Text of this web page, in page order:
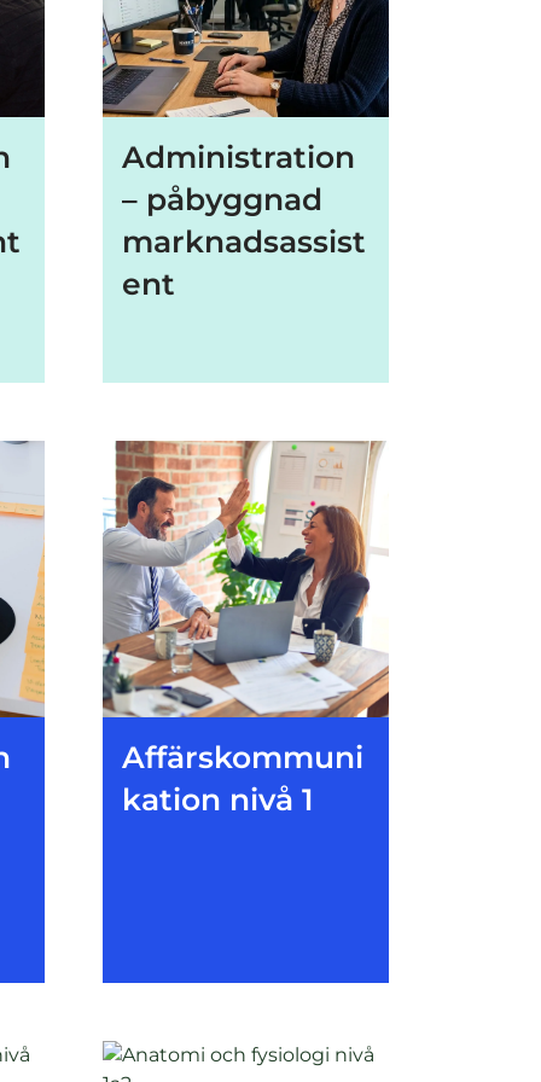
Administration
– påbyggnad
marknadsassist
ent
Affärskommuni
kation nivå 1